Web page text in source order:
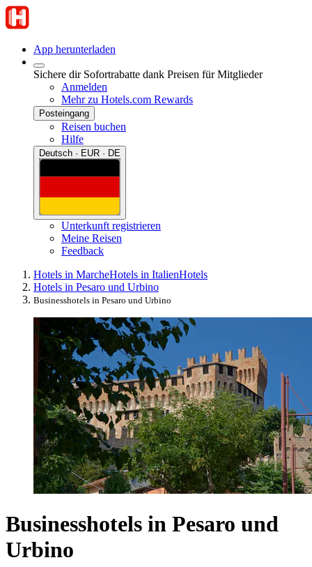
App herunterladen
Sichere dir Sofortrabatte dank Preisen für Mitglieder
Anmelden
Mehr zu Hotels.com Rewards
Posteingang
Reisen buchen
Hilfe
Deutsch · EUR · DE
Unterkunft registrieren
Meine Reisen
Feedback
Hotels in MarcheHotels in ItalienHotels
Hotels in Pesaro und Urbino
Businesshotels in Pesaro und Urbino
Businesshotels in Pesaro und
Urbino